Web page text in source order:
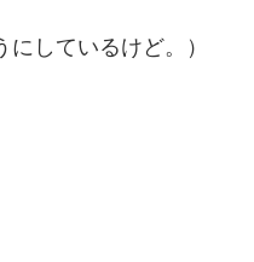
しているけど。）